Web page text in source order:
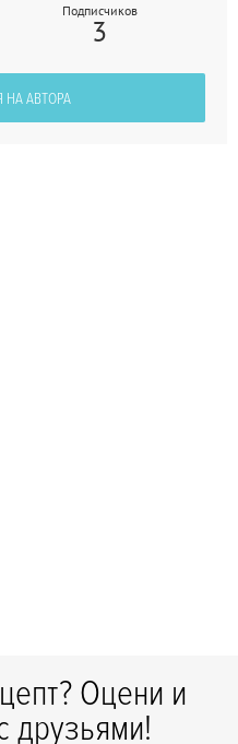
Подписчиков
3
НА АВТОРА
Оцени и
друзьями!